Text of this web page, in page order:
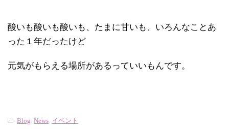
酸いも酸いも酸いも、たまに甘いも、いろんなことあ
った１年だったけど
元気がもらえる場所があるっていいもんです。
-Blog News イベント